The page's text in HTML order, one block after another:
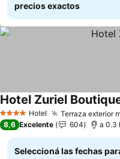
precios exactos
4 EstrellasHotel Terraza exterior
Hotel Zuriel
8,6 Excelente 604
Seleccioná las fechas